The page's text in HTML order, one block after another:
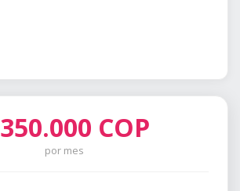
350.000 COP
por mes